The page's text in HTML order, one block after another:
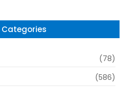
Categories
(78)
(586)